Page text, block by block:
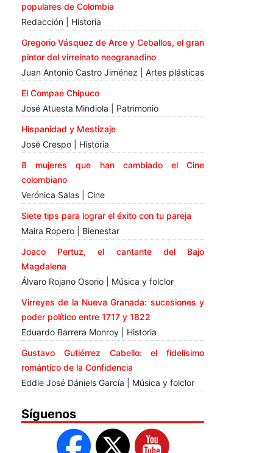
populares de Colombia
Redacción | Historia
Gregorio Vásquez de Arce y Ceballos, el gran
pintor del virreinato neogranadino
Juan Antonio Castro Jiménez | Artes plásticas
El Compae Chipuco
José Atuesta Mindiola | Patrimonio
Hispanidad y Mestizaje
José Crespo | Historia
8 mujeres que han cambiado el Cine
colombiano
Verónica Salas | Cine
Siete tips para lograr el éxito con tu pareja
Maira Ropero | Bienestar
Joaco Pertuz, el cantante del Bajo
Magdalena
Álvaro Rojano Osorio | Música y folclor
Virreyes de la Nueva Granada: sucesiones y
poder político entre 1717 y 1822
Eduardo Barrera Monroy | Historia
Gustavo Gutiérrez Cabello: el fidelísimo
romántico de la Confidencia
Eddie José Dániels García | Música y folclor
Síguenos